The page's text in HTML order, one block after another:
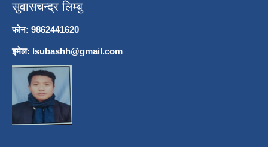
सुवासचन्द्र लिम्बु
फोन: 9862441620
इमेल: lsubashh@gmail.com